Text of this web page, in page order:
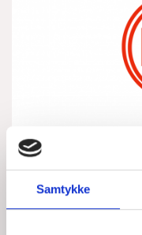
Samtykke
VIDERE
VED STORE